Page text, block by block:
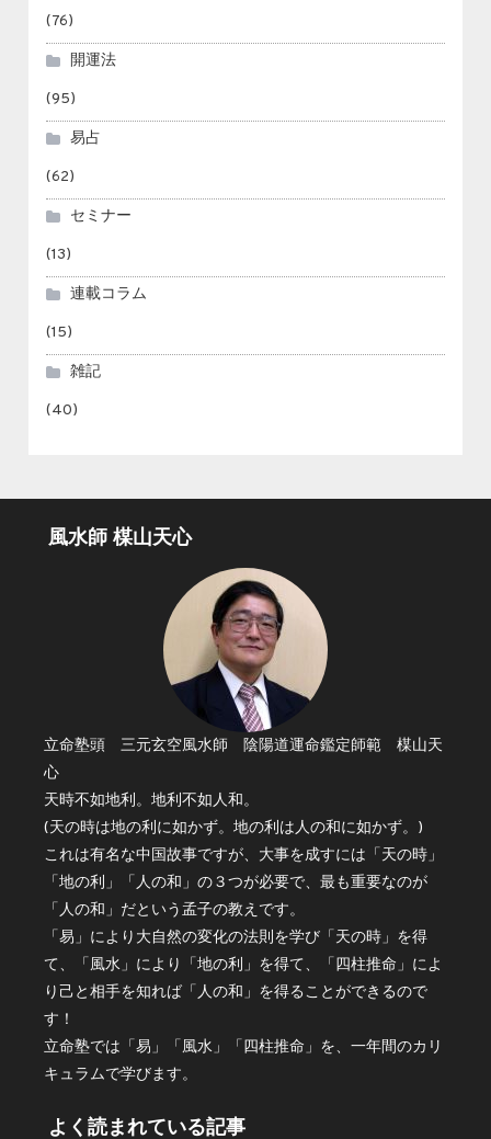
(76)
開運法
(95)
易占
(62)
セミナー
(13)
連載コラム
(15)
雑記
(40)
風水師 楳山天心
立命塾頭 三元玄空風水師 陰陽道運命鑑定師範 楳山天
心
天時不如地利。地利不如人和。
(天の時は地の利に如かず。地の利は人の和に如かず。)
これは有名な中国故事ですが、大事を成すには「天の時」
「地の利」「人の和」の３つが必要で、最も重要なのが
「人の和」だという孟子の教えです。
「易」により大自然の変化の法則を学び「天の時」を得
て、「風水」により「地の利」を得て、「四柱推命」によ
り己と相手を知れば「人の和」を得ることができるので
す！
立命塾では「易」「風水」「四柱推命」を、一年間のカリ
キュラムで学びます。
よく読まれている記事